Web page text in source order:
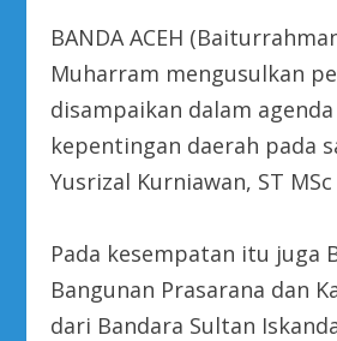
BANDA ACEH
Muharram mengusulkan
disampaikan dalam
kepentingan daerah pada
Yusrizal Kurniawan, ST
Pada kesempatan itu juga
Bangunan Prasarana dan
dari Bandara Sultan